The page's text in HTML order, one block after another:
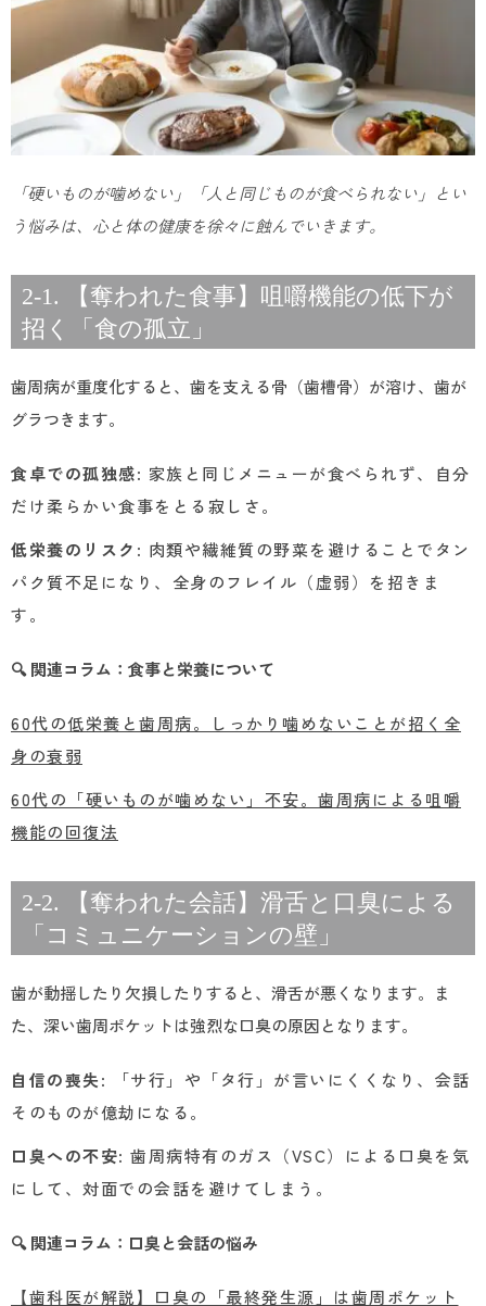
「硬いものが噛めない」「人と同じものが食べられない」とい
う悩みは、心と体の健康を徐々に蝕んでいきます。
2-1. 【奪われた食事】咀嚼機能の低下が
招く「食の孤立」
歯周病が重度化すると、歯を支える骨（歯槽骨）が溶け、歯が
グラつきます。
食卓での孤独感: 家族と同じメニューが食べられず、自分
だけ柔らかい食事をとる寂しさ。
低栄養のリスク : 肉類や繊維質の野菜を避けることでタン
パク質不足になり、全身のフレイル（虚弱）を招きま
す。
🔍 関連コラム：食事と栄養について
60代の低栄養と歯周病。しっかり噛めないことが招く全
身の衰弱
60代の「硬いものが噛めない」不安。歯周病による咀嚼
機能の回復法
2-2. 【奪われた会話】滑舌と口臭による
「コミュニケーションの壁」
歯が動揺したり欠損したりすると、滑舌が悪くなります。ま
た、深い歯周ポケットは強烈な口臭の原因となります。
自信の喪失: 「サ行」や「タ行」が言いにくくなり、会話
そのものが億劫になる。
口臭への不安: 歯周病特有のガス（VSC）による口臭を気
にして、対面での会話を避けてしまう。
🔍 関連コラム：口臭と会話の悩み
【歯科医が解説】口臭の「最終発生源」は歯周ポケット